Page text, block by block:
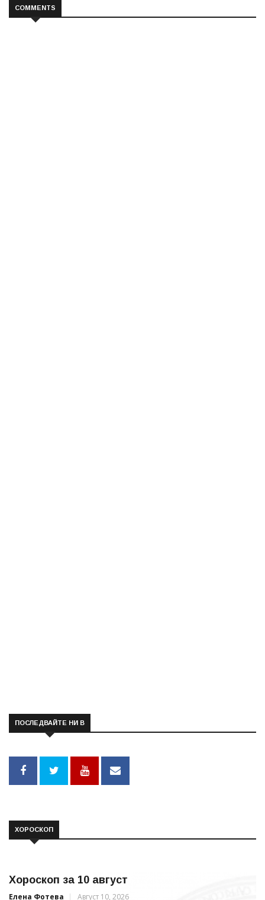
COMMENTS
ПОСЛЕДВАЙТЕ НИ В
ХОРОСКОП
Хороскоп за 10 август
Елена Фотева Август 10, 2026